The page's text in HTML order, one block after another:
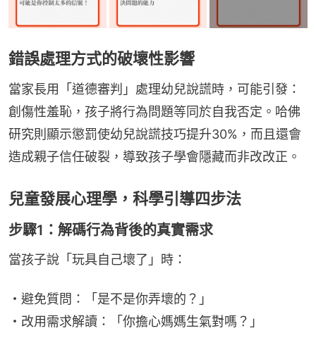
錯誤處理方式的破壞性影響
當家長用「道德審判」處理幼兒說謊時，可能引發：
創傷性羞恥，孩子將行為問題等同於自我否定。哈佛
研究則顯示懲罰使幼兒說謊技巧提升30%，而且還會
造成親子信任破裂，導致孩子學會隱藏而非改改正。
兒童發展心理學，科學引導四步法
步驟1：解碼行為背後的真實需求
當孩子說「玩具自己壞了」時：
・避免質問：「是不是你弄壞的？」
・改用需求解讀：「你擔心媽媽生氣對嗎？」